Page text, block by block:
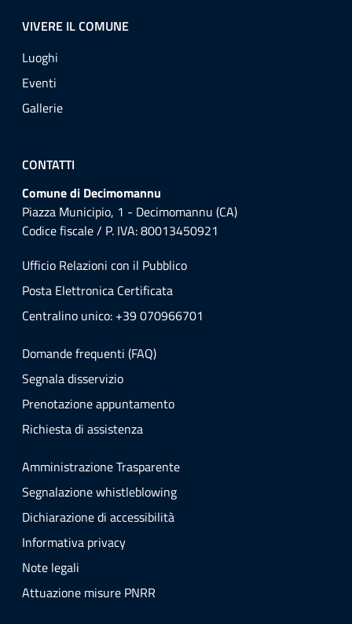
VIVERE IL COMUNE
Luoghi
Eventi
Gallerie
CONTATTI
Comune di Decimomannu
Piazza Municipio, 1 - Decimomannu (CA)
Codice fiscale / P. IVA: 80013450921
Ufficio Relazioni con il Pubblico
Posta Elettronica Certificata
Centralino unico: +39 070966701
Domande frequenti (FAQ)
Segnala disservizio
Prenotazione appuntamento
Richiesta di assistenza
Amministrazione Trasparente
Segnalazione whistleblowing
Dichiarazione di accessibilità
Informativa privacy
Note legali
Attuazione misure PNRR